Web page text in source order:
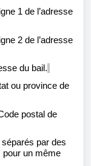
1 de l’adresse
2 de l’adresse
du bail.
ou province de
postal de
par des
pour un même